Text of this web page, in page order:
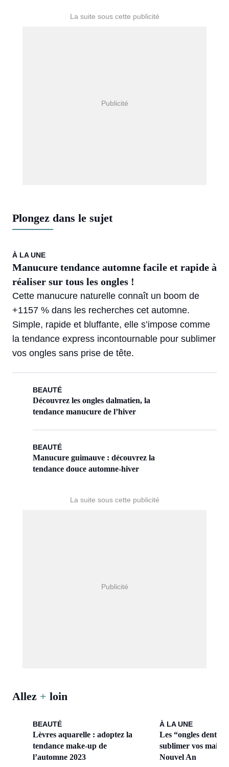
Plongez dans le sujet
À LA UNE
Manucure tendance automne facile et rapide à
réaliser sur tous les ongles !
Cette manucure naturelle connaît un boom de
+1157 % dans les recherches cet automne.
Simple, rapide et bluffante, elle s’impose comme
la tendance express incontournable pour sublimer
vos ongles sans prise de tête.
BEAUTÉ
Découvrez les ongles dalmatien, la
tendance manucure de l’hiver
BEAUTÉ
Manucure guimauve : découvrez la
tendance douce automne-hiver
Allez + loin
BEAUTÉ
Lèvres aquarelle : adoptez la
tendance make-up de
l’automne 2023
À LA UNE
Les “ongles
sublimer vos mains
Nouvel An